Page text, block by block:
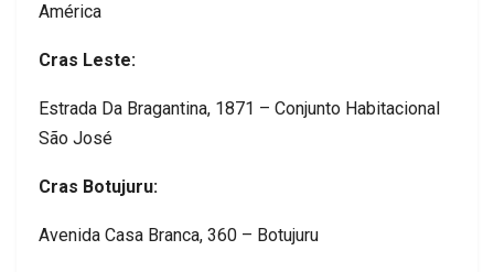
América
Cras Leste:
Estrada Da Bragantina, 1871 – Conjunto Habitacional
São José
Cras Botujuru:
Avenida Casa Branca, 360 – Botujuru